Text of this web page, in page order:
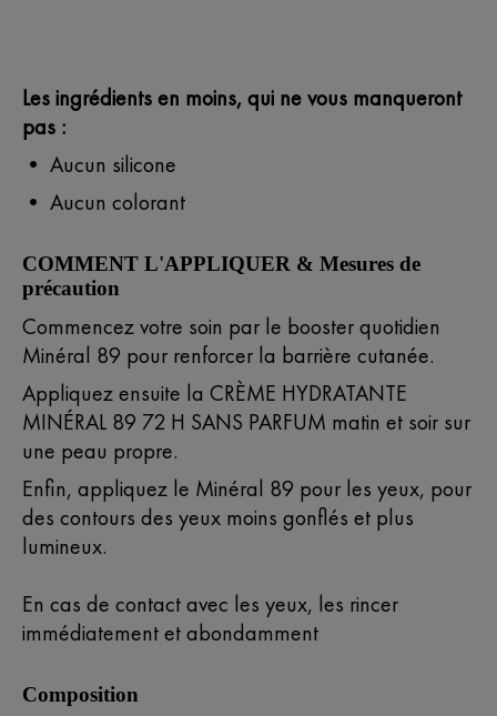
Les ingrédients en moins, qui ne vous manqueront
pas :
• Aucun silicone
• Aucun colorant
COMMENT L'APPLIQUER & Mesures de
précaution
Commencez votre soin par le booster quotidien
Minéral 89 pour renforcer la barrière cutanée.
Appliquez ensuite la CRÈME HYDRATANTE
MINÉRAL 89 72 H SANS PARFUM matin et soir sur
une peau propre.
Enfin, appliquez le Minéral 89 pour les yeux, pour
des contours des yeux moins gonflés et plus
lumineux.
En cas de contact avec les yeux, les rincer
immédiatement et abondamment
Composition